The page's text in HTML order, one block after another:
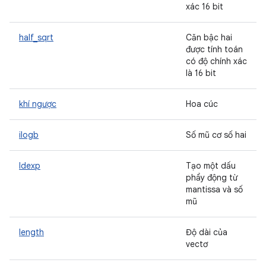
xác 16 bit
half_sqrt
Căn bậc hai
được tính toán
có độ chính xác
là 16 bit
khí ngược Hoa cúc
ilogb Số mũ cơ số hai
ldexp
Tạo một dấu
phẩy động từ
mantissa và số
mũ
length
Độ dài của
vectơ